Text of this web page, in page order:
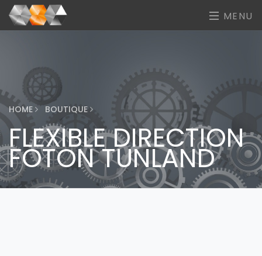
MENU
HOME BOUTIQUE
FLEXIBLE DIRECTION
FOTON TUNLAND